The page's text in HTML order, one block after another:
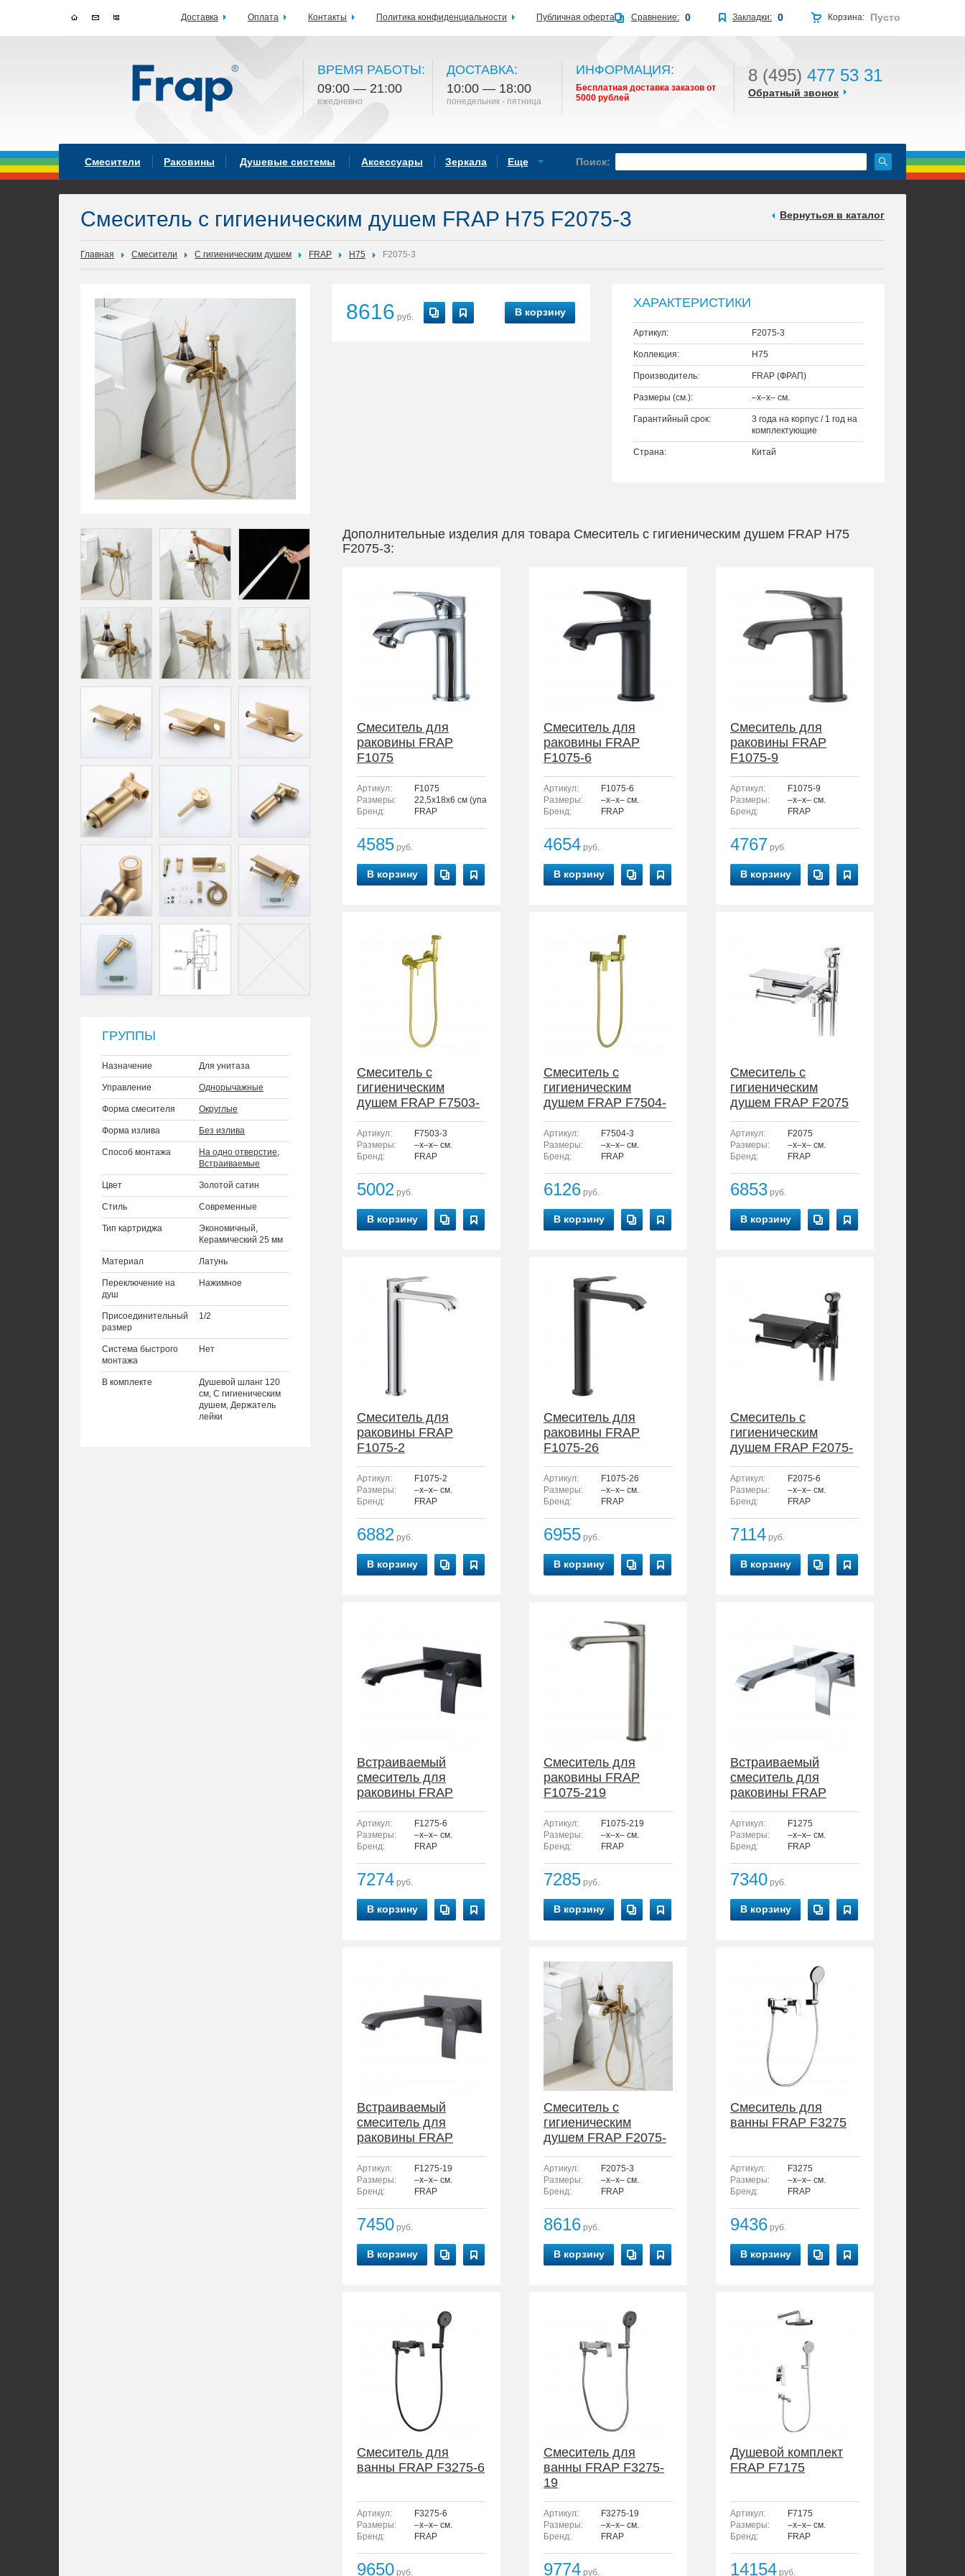
ВРЕМЯ РАБОТЫ:
09:00 — 21:00
ежедневно
ДОСТАВКА:
10:00 — 18:00
понедельник - пятница
ИНФОРМАЦИЯ:
Бесплатная доставка заказов от
5000 рублей
8 (495) 477 53 31
Обратный звонок
Смесители Раковины Душевые системы Аксессуары Зеркала Еще Поиск:
Смеситель с гигиеническим душем FRAP H75 F2075-3 Вернуться в каталог
Главная Смесители С гигиеническим душем FRAP H75 F2075-3
ГРУППЫ
Назначение Для унитаза
Управление Однорычажные
Форма смесителя Округлые
Форма излива Без излива
Способ монтажа На одно отверстие,
Встраиваемые
Цвет Золотой сатин
Стиль Современные
Тип картриджа
Экономичный,
Керамический 25 мм
Материал Латунь
Переключение на
душ
Нажимное
Присоединительный
размер
1/2
Система быстрого
монтажа
Нет
В комплекте
Душевой шланг 120
см, С гигиеническим
душем, Держатель
лейки
8616 руб. В корзину
ХАРАКТЕРИСТИКИ
Артикул: F2075-3
Коллекция: H75
Производитель: FRAP (ФРАП)
Размеры (см.): –x–x– см.
Гарантийный срок:
3 года на корпус / 1 год на
комплектующие
Страна: Китай
Дополнительные изделия для товара Смеситель с гигиеническим душем FRAP H75
F2075-3:
Смеситель для
раковины FRAP
F1075
Артикул:
F1075
Размеры:
22,5x18x6 см (упаковка)
Бренд:
FRAP
4585 руб.
В корзину
Смеситель для
раковины FRAP
F1075-6
Артикул:
F1075-6
Размеры:
–x–x– см.
Бренд:
FRAP
4654 руб.
В корзину
Смеситель для
раковины FRAP
F1075-9
Артикул:
F1075-9
Размеры:
–x–x– см.
Бренд:
FRAP
4767 руб.
В корзину
Смеситель с
гигиеническим
душем FRAP F7503-
3
Артикул:
F7503-3
Размеры:
–x–x– см.
Бренд:
FRAP
5002 руб.
В корзину
Смеситель с
гигиеническим
душем FRAP F7504-
3
Артикул:
F7504-3
Размеры:
–x–x– см.
Бренд:
FRAP
6126 руб.
В корзину
Смеситель с
гигиеническим
душем FRAP F2075
Артикул:
F2075
Размеры:
–x–x– см.
Бренд:
FRAP
6853 руб.
В корзину
Смеситель для
раковины FRAP
F1075-2
Артикул:
F1075-2
Размеры:
–x–x– см.
Бренд:
FRAP
6882 руб.
В корзину
Смеситель для
раковины FRAP
F1075-26
Артикул:
F1075-26
Размеры:
–x–x– см.
Бренд:
FRAP
6955 руб.
В корзину
Смеситель с
гигиеническим
душем FRAP F2075-
6
Артикул:
F2075-6
Размеры:
–x–x– см.
Бренд:
FRAP
7114 руб.
В корзину
Встраиваемый
смеситель для
раковины FRAP
F1275-6
Артикул:
F1275-6
Размеры:
–x–x– см.
Бренд:
FRAP
7274 руб.
В корзину
Смеситель для
раковины FRAP
F1075-219
Артикул:
F1075-219
Размеры:
–x–x– см.
Бренд:
FRAP
7285 руб.
В корзину
Встраиваемый
смеситель для
раковины FRAP
F1275
Артикул:
F1275
Размеры:
–x–x– см.
Бренд:
FRAP
7340 руб.
В корзину
Встраиваемый
смеситель для
раковины FRAP
F1275-19
Артикул:
F1275-19
Размеры:
–x–x– см.
Бренд:
FRAP
7450 руб.
В корзину
Смеситель с
гигиеническим
душем FRAP F2075-
3
Артикул:
F2075-3
Размеры:
–x–x– см.
Бренд:
FRAP
8616 руб.
В корзину
Смеситель для
ванны FRAP F3275
Артикул:
F3275
Размеры:
–x–x– см.
Бренд:
FRAP
9436 руб.
В корзину
Смеситель для
ванны FRAP F3275-6
Артикул:
F3275-6
Размеры:
–x–x– см.
Бренд:
FRAP
9650 руб.
Смеситель для
ванны FRAP F3275-
19
Артикул:
F3275-19
Размеры:
–x–x– см.
Бренд:
FRAP
9774 руб.
Душевой комплект
FRAP F7175
Артикул:
F7175
Размеры:
–x–x– см.
Бренд:
FRAP
14154 руб.
Доставка Оплата Контакты Политика конфиденциальности Публичная оферта Корзина: Пусто
Закладки: 0
Сравнение: 0